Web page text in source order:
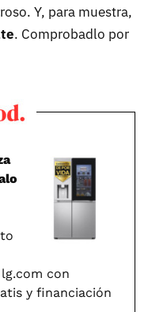
Y, para muestra,
. Comprobadlo por
con
y financiación